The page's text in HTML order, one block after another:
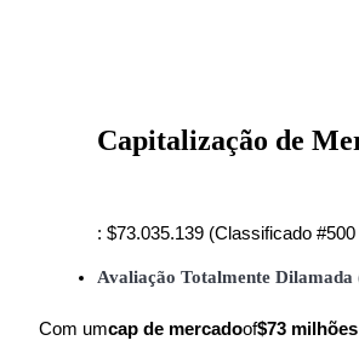
Capitalização de
: $73.035.139 (Classificado
Avaliação Totalmente Dilamada
Com umcap de mercadoof$73 milhões